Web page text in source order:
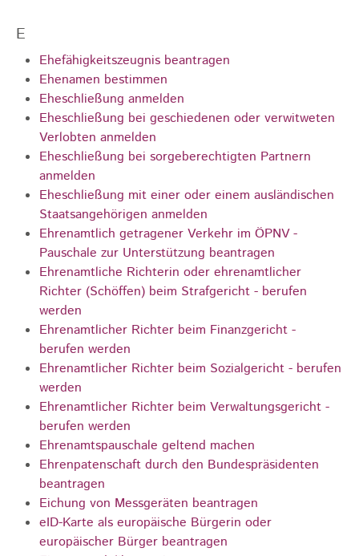
E
Ehefähigkeitszeugnis beantragen
Ehenamen bestimmen
Eheschließung anmelden
Eheschließung bei geschiedenen oder verwitweten
Verlobten anmelden
Eheschließung bei sorgeberechtigten Partnern
anmelden
Eheschließung mit einer oder einem ausländischen
Staatsangehörigen anmelden
Ehrenamtlich getragener Verkehr im ÖPNV -
Pauschale zur Unterstützung beantragen
Ehrenamtliche Richterin oder ehrenamtlicher
Richter (Schöffen) beim Strafgericht - berufen
werden
Ehrenamtlicher Richter beim Finanzgericht -
berufen werden
Ehrenamtlicher Richter beim Sozialgericht - berufen
werden
Ehrenamtlicher Richter beim Verwaltungsgericht -
berufen werden
Ehrenamtspauschale geltend machen
Ehrenpatenschaft durch den Bundespräsidenten
beantragen
Eichung von Messgeräten beantragen
eID-Karte als europäische Bürgerin oder
europäischer Bürger beantragen